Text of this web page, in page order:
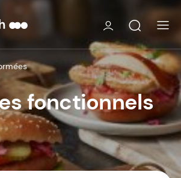
fonctionnels